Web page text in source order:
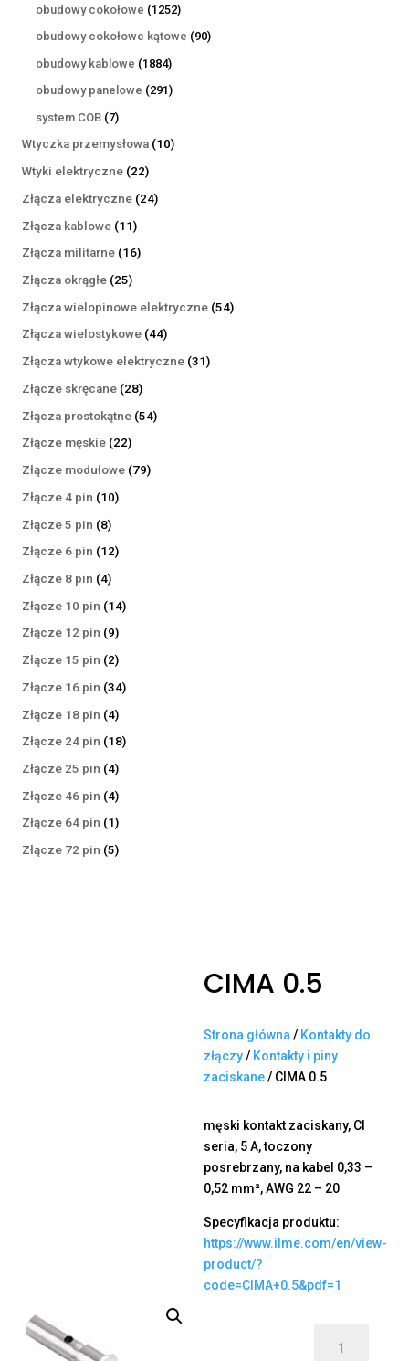
obudowy cokołowe 12521252
produkty
obudowy cokołowe kątowe 9090
obudowy kablowe 18841884
produkty
obudowy panelowe 291291
system COB 77
produktów
Wtyczka przemysłowa 1010
Wtyki elektryczne 2222
produkty
Złącza elektryczne 2424
Złącza kablowe 1111
produktów
Złącza militarne 1616
Złącza okrągłe 2525
produktów
Złącza wielopinowe elektryczne 5454
Złącza wielostykowe 4444
produkty
Złącza wtykowe elektryczne 3131
Złącze skręcane 2828
produktów
Złącza prostokątne 5454
Złącze męskie 2222
produkty
Złącze modułowe 7979
Złącze 4 pin 1010
Złącze 5 pin 88
produktów
Złącze 6 pin 1212
Złącze 8 pin 44
produkty
Złącze 10 pin 1414
Złącze 12 pin 99
produktów
Złącze 15 pin 22
produkty
Złącze 16 pin 3434
Złącze 18 pin 44
produkty
Złącze 24 pin 1818
Złącze 25 pin 44
produkty
Złącze 46 pin 44
produkty
Złącze 64 pin 11
produkt
Złącze 72 pin 55
CIMA 0.5
Strona główna / Kontakty do
złączy/ Kontakty i piny
zaciskane/ CIMA 0.5
męski kontakt zaciskany, CI
seria, 5 A, toczony
posrebrzany, na kabel 0,33 –
0,52 mm², AWG 22 – 20
Specyfikacja produktu:
https://www.ilme.com/en/view-
product/?
code=CIMA+0.5&pdf=1
CIMA